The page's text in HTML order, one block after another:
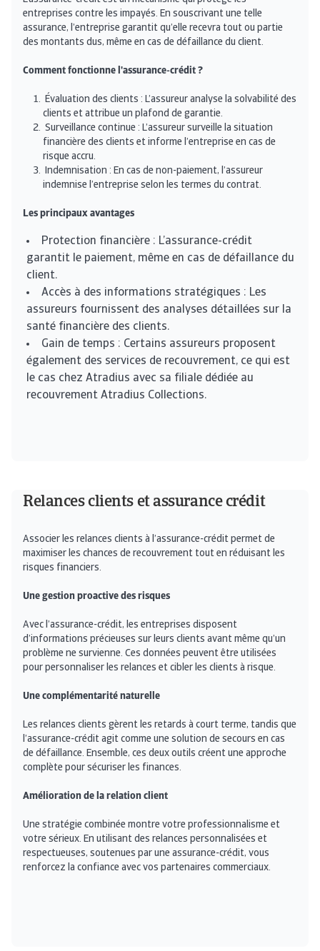
entreprises contre les impayés. En souscrivant une telle
assurance, l’entreprise garantit qu’elle recevra tout ou partie
des montants dus, même en cas de défaillance du client.
Comment fonctionne l'assurance-crédit ?
Évaluation des clients : L’assureur analyse la solvabilité des
clients et attribue un plafond de garantie.
Surveillance continue : L’assureur surveille la situation
financière des clients et informe l’entreprise en cas de
risque accru.
Indemnisation : En cas de non-paiement, l’assureur
indemnise l’entreprise selon les termes du contrat.
Les principaux avantages
Protection financière : L’assurance-crédit
garantit le paiement, même en cas de défaillance du
client.
Accès à des informations stratégiques : Les
assureurs fournissent des analyses détaillées sur la
santé financière des clients.
Gain de temps : Certains assureurs proposent
également des services de recouvrement, ce qui est
le cas chez Atradius avec sa filiale dédiée au
recouvrement Atradius Collections.
Relances clients et assurance crédit
Associer les relances clients à l’assurance-crédit permet de
maximiser les chances de recouvrement tout en réduisant les
risques financiers.
Une gestion proactive des risques
Avec l’assurance-crédit, les entreprises disposent
d’informations précieuses sur leurs clients avant même qu’un
problème ne survienne. Ces données peuvent être utilisées
pour personnaliser les relances et cibler les clients à risque.
Une complémentarité naturelle
Les relances clients gèrent les retards à court terme, tandis que
l’assurance-crédit agit comme une solution de secours en cas
de défaillance. Ensemble, ces deux outils créent une approche
complète pour sécuriser les finances.
Amélioration de la relation client
Une stratégie combinée montre votre professionnalisme et
votre sérieux. En utilisant des relances personnalisées et
respectueuses, soutenues par une assurance-crédit, vous
renforcez la confiance avec vos partenaires commerciaux.